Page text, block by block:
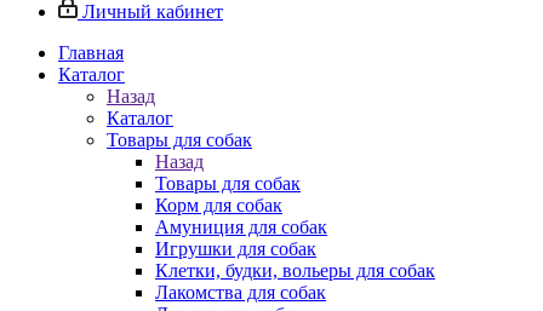
Личный кабинет
Главная
Каталог
Назад
Каталог
Товары для собак
Назад
Товары для собак
Корм для собак
Амуниция для собак
Игрушки для собак
Клетки, будки, вольеры для собак
Лакомства для собак